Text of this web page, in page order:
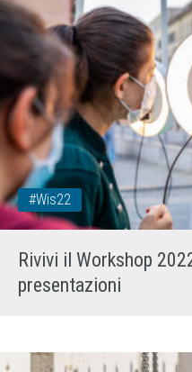
#wis22
Rivivi il Workshop
presentazioni